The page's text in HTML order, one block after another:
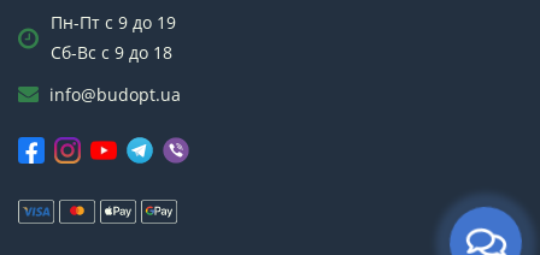
Пн-Пт с 9 до 19
Сб-Вс с 9 до 18
info@budopt.ua